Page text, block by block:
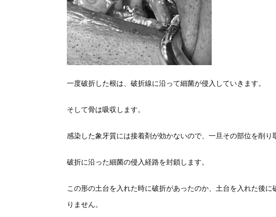
一度破折した根は、破折線に沿って細菌が侵入していきます。
そして骨は吸収します。
感染した象牙質には接着剤が効かないので、一旦その部位を削り
破折に沿った細菌の侵入経路を封鎖します。
この形の土台を入れた時に破折があったのか、土台を入れた後
りません。